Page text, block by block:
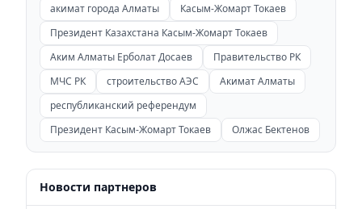
акимат города Алматы
Касым-Жомарт Токаев
Президент Казахстана Касым-Жомарт Токаев
Аким Алматы Ерболат Досаев
Правительство РК
МЧС РК
строительство АЭС
Акимат Алматы
республиканский референдум
Президент Касым-Жомарт Токаев
Олжас Бектенов
Новости партнеров